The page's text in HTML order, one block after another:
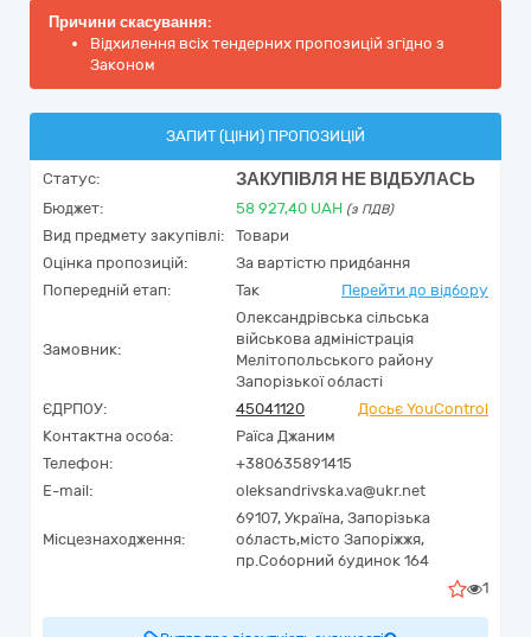
Причини скасування:
Відхилення всіх тендерних пропозицій згідно з
Законом
ЗАПИТ (ЦІНИ) ПРОПОЗИЦІЙ
Статус: ЗАКУПІВЛЯ НЕ ВІДБУЛАСЬ
Бюджет: 58 927,40 UAH (з ПДВ)
Вид предмету закупівлі:
Товари
Оцінка пропозицій:
За вартістю придбання
Попередній етап:
Так Перейти до відбору
Замовник:
Олександрівська сільська
військова адміністрація
Мелітопольського району
Запорізької області
ЄДРПОУ:
45041120
Досьє YouControl
Контактна особа:
Раїса Джаним
Телефон:
+380635891415
E-mail:
oleksandrivska.va@ukr.net
Місцезнаходження:
69107, Україна, Запорізька
область,місто Запоріжжя,
пр.Соборний будинок 164
1